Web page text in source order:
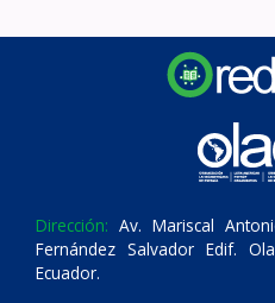
Dirección: Av. Mariscal
Fernández Salvador Edif.
Ecuador.